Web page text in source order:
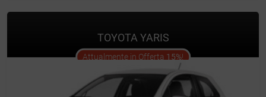
TOYOTA YARIS
Attualmente in Offerta 15%! offer